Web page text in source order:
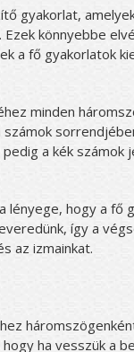
gyakorlat,
könnyebbe
a fő gyakorlatok
minden
számok
a kék számok
lényege, hogy a fő
így a
az izmainkat.
ha vesszük a